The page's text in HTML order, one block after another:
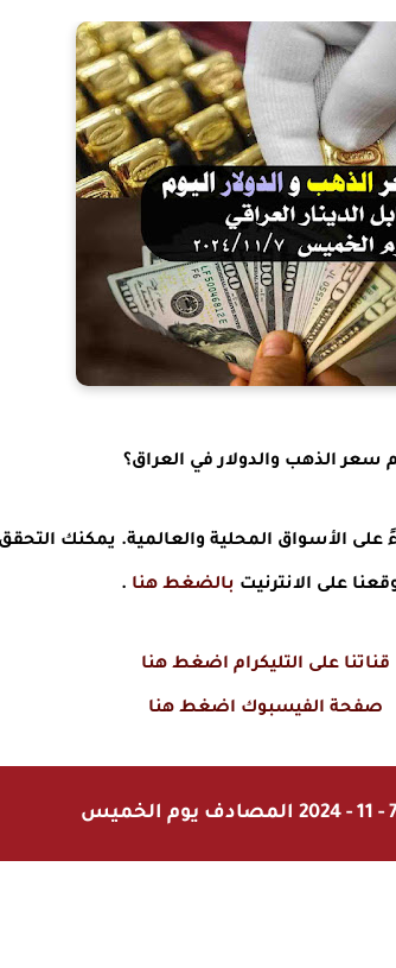
سعر الذهب والدولار في العراق؟
على الأسواق المحلية والعالمية. يمكنك
على الانترنيت بالضغط هنا .
قناتنا على التليكرام اضغط هنا
صفحة الفيسبوك اضغط هنا